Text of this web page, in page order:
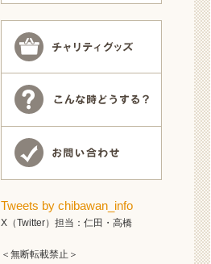
Tweets by chibawan_info
X（Twitter）担当：仁田・高橋
＜無断転載禁止＞